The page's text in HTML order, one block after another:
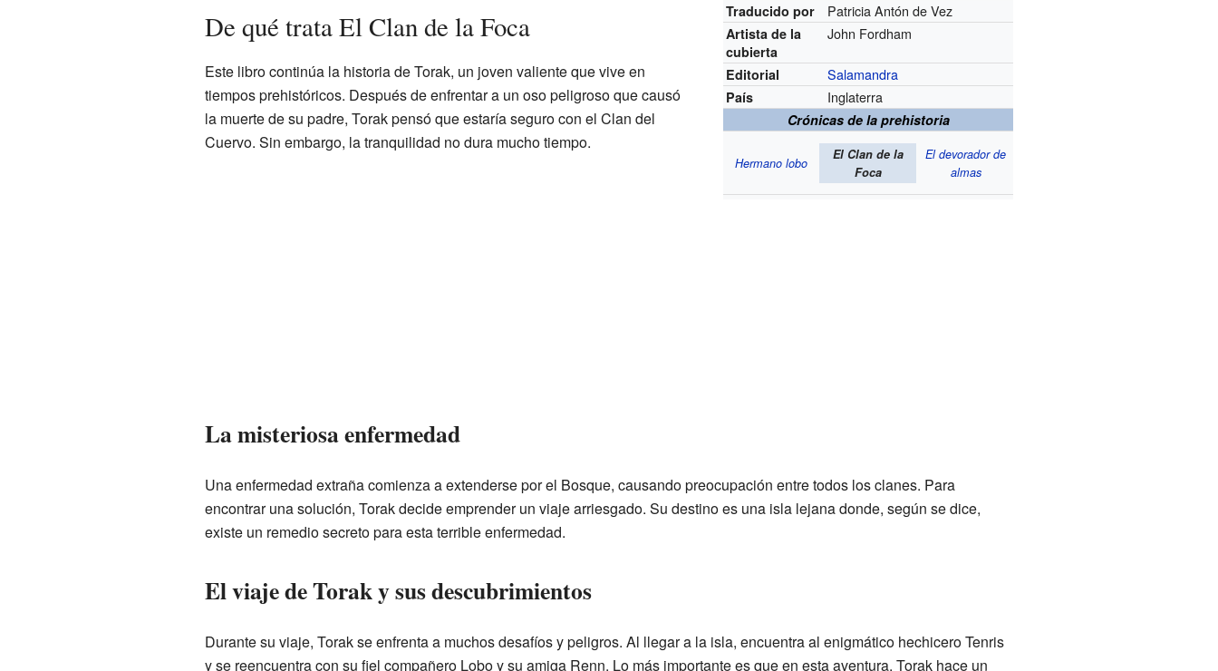
Traducido por
Patricia Antón de Vez
Artista de la
cubierta
John Fordham
Editorial Salamandra
País Inglaterra
Crónicas de la prehistoria
Hermano lobo
El Clan de la
Foca
El devorador de
almas
De qué trata El Clan de la Foca
Este libro continúa la historia de Torak, un joven valiente que vive en
tiempos prehistóricos. Después de enfrentar a un oso peligroso que causó
la muerte de su padre, Torak pensó que estaría seguro con el Clan del
Cuervo. Sin embargo, la tranquilidad no dura mucho tiempo.
La misteriosa enfermedad
Una enfermedad extraña comienza a extenderse por el Bosque, causando preocupación entre todos los clanes. Para
encontrar una solución, Torak decide emprender un viaje arriesgado. Su destino es una isla lejana donde, según se dice,
existe un remedio secreto para esta terrible enfermedad.
El viaje de Torak y sus descubrimientos
Durante su viaje, Torak se enfrenta a muchos desafíos y peligros. Al llegar a la isla, encuentra al enigmático hechicero Tenris
y se reencuentra con su fiel compañero Lobo y su amiga Renn. Lo más importante es que en esta aventura, Torak hace un